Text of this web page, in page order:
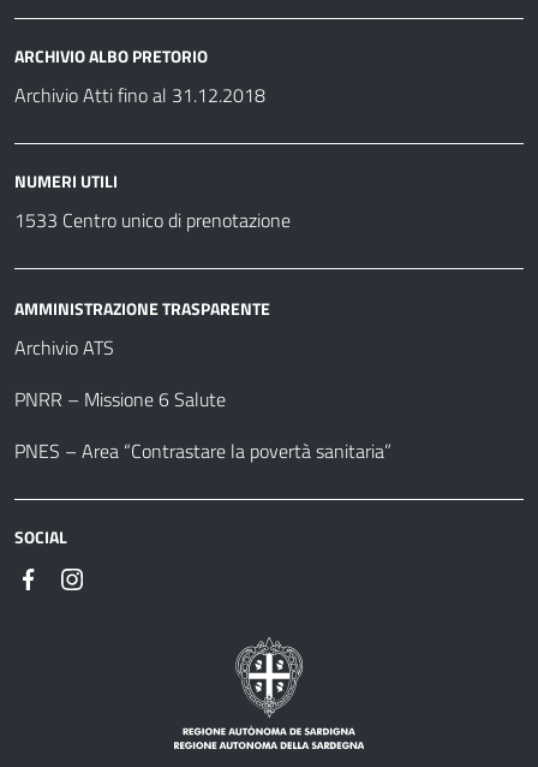
ARCHIVIO ALBO PRETORIO
Archivio Atti fino al 31.12.2018
NUMERI UTILI
1533 Centro unico di prenotazione
AMMINISTRAZIONE TRASPARENTE
Archivio ATS
PNRR – Missione 6 Salute
PNES – Area “Contrastare la povertà sanitaria”
SOCIAL